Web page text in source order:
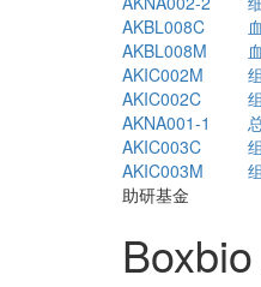
AKBL008C
AKBL008M
AKIC002M
AKIC002C
AKNA001-1
AKIC003C
AKIC003M
助研基金